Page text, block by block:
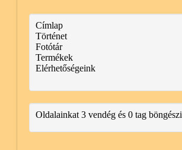
Címlap
Történet
Fotótár
Termékek
Elérhetőségeink
Oldalainkat 3 vendég és 0 tag böngészi